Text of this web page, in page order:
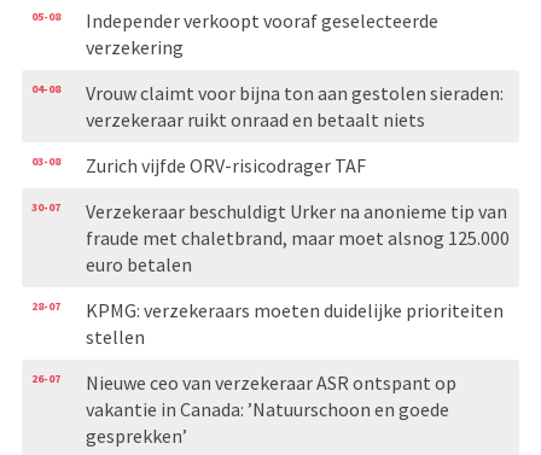
05-08
Independer verkoopt vooraf geselecteerde
verzekering
04-08
Vrouw claimt voor bijna ton aan gestolen sieraden:
verzekeraar ruikt onraad en betaalt niets
03-08 Zurich vijfde ORV-risicodrager TAF
30-07
Verzekeraar beschuldigt Urker na anonieme tip van
fraude met chaletbrand, maar moet alsnog 125.000
euro betalen
28-07
KPMG: verzekeraars moeten duidelijke prioriteiten
stellen
26-07
Nieuwe ceo van verzekeraar ASR ontspant op
vakantie in Canada: ’Natuurschoon en goede
gesprekken’